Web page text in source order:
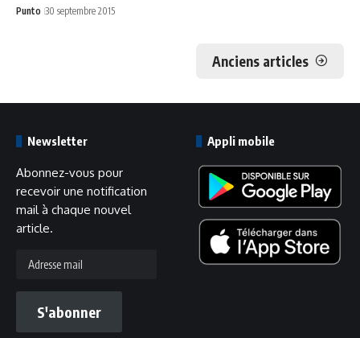
Punto 30 septembre 2015
Anciens articles
Newsletter
Abonnez-vous pour
recevoir une notification
mail à chaque nouvel
article.
mail
S'abonner
Appli mobile